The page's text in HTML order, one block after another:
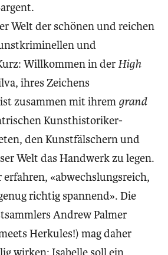
Welt der schönen und reichen
und
Willkommen in der High
ihres Zeichens
zusammen mit ihrem grand
Kunsthistoriker-
den Kunstfälschern und
Welt das Handwerk zu legen.
erfahren, «abwechslungsreich,
richtig spannend». Die
Andrew Palmer
Herkules!) mag daher